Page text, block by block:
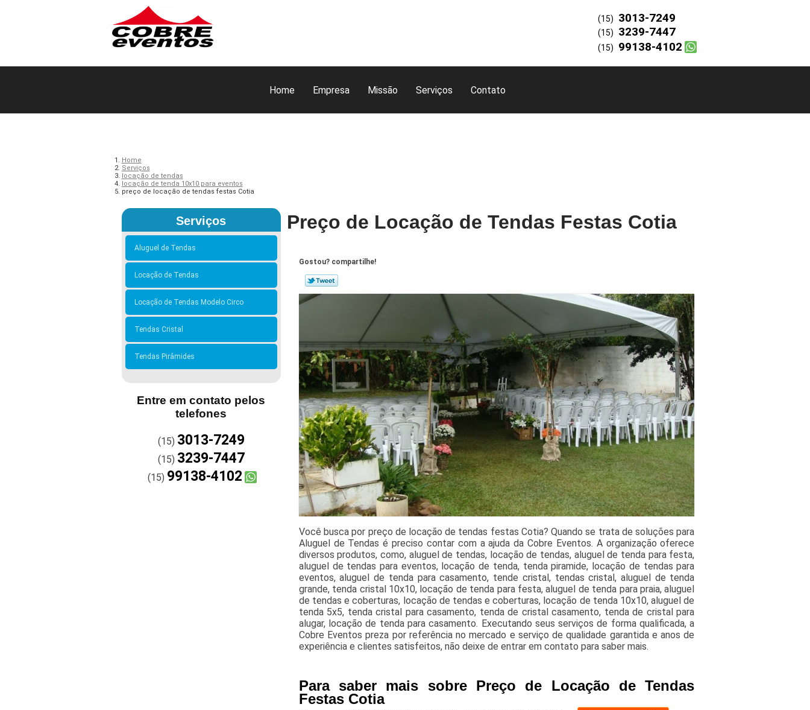
Home Empresa Missão Serviços Contato
(15) 3013-7249
(15) 3239-7447
(15) 99138-4102
Home
Serviços
locação de tendas
locação de tenda 10x10 para eventos
preço de locação de tendas festas Cotia
Serviços
Aluguel de Tendas
Locação de Tendas
Locação de Tendas Modelo Circo
Tendas Cristal
Tendas Pirâmides
Entre em contato pelos
telefones
(15) 3013-7249
(15) 3239-7447
(15) 99138-4102
Preço de Locação de Tendas Festas Cotia
Gostou? compartilhe!
Você busca por preço de locação de tendas festas Cotia? Quando se trata de soluções para
Aluguel de Tendas é preciso contar com a ajuda da Cobre Eventos. A organização oferece
diversos produtos, como, aluguel de tendas, locação de tendas, aluguel de tenda para festa,
aluguel de tendas para eventos, locação de tenda, tenda piramide, locação de tendas para
eventos, aluguel de tenda para casamento, tende cristal, tendas cristal, aluguel de tenda
grande, tenda cristal 10x10, locação de tenda para festa, aluguel de tenda para praia, aluguel
de tendas e coberturas, locação de tendas e coberturas, locação de tenda 10x10, aluguel de
tenda 5x5, tenda cristal para casamento, tenda de cristal casamento, tenda de cristal para
alugar, locação de tenda para casamento. Executando seus serviços de forma qualificada, a
Cobre Eventos preza por referência no mercado e serviço de qualidade garantida e anos de
experiência e clientes satisfeitos, não deixe de entrar em contato para saber mais.
Para saber mais sobre Preço de Locação de Tendas
Festas Cotia